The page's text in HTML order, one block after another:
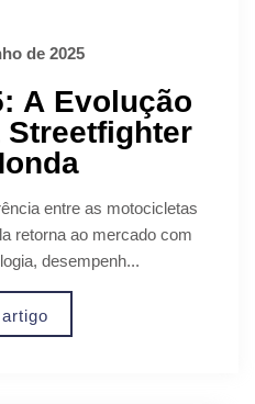
de 2025
A Evolução
Streetfighter
entre as motocicletas
retorna ao mercado com
desempenh...